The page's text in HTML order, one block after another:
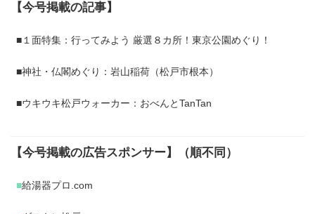
【今号掲載の記事】
■１面特集：行ってみよう 厳選８カ所！東京公園めぐり！
■神社・仏閣めぐり：岩山稲荷（松戸市根本）
■ウキウキ松戸ウォーカー：おべんとTanTan
【今号掲載の広告スポンサー】 （順不同）
■給湯器プロ.com